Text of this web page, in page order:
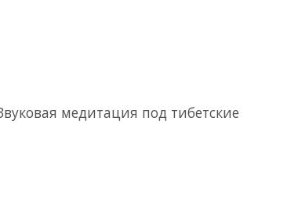
медитация под тибетские